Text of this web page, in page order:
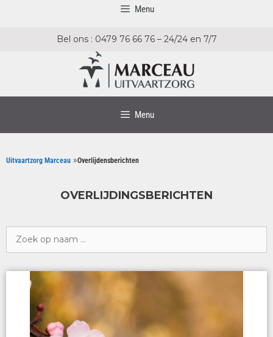
Menu
Bel ons : 0479 76 66 76 – 24/24 en 7/7
Menu
Uitvaartzorg Marceau »Overlijdensberichten
OVERLIJDINGSBERICHTEN